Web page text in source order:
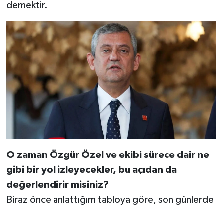
demektir.
O zaman Özgür Özel ve ekibi sürece dair ne
gibi bir yol izleyecekler, bu açıdan da
değerlendirir misiniz?
Biraz önce anlattığım tabloya göre, son günlerde